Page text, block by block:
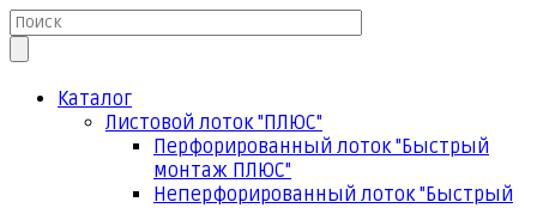
Каталог
Листовой лоток "ПЛЮС"
Перфорированный лоток "Быстрый
монтаж ПЛЮС"
Неперфорированный лоток "Быстрый